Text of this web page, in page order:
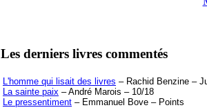
Les derniers livres commentés
L'homme qui lisait des livres – Rachid Benzine –
La sainte paix – André Marois – 10/18
Le pressentiment – Emmanuel Bove – Points